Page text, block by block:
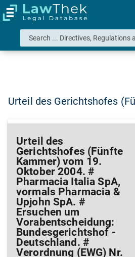
Urteil des Gerichtshofes
Urteil des
Gerichtshofes (Fünfte
Kammer) vom 19.
Oktober 2004. #
Pharmacia Italia SpA,
vormals Pharmacia &
Upjohn SpA. #
Ersuchen um
Vorabentscheidung:
Bundesgerichtshof -
Deutschland. #
Verordnung (EWG) Nr.